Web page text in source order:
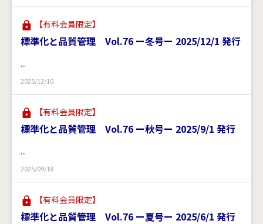
【有料会員限定】
標準化と品質管理 Vol.76 ー冬号ー 2025/12/1 発行
...
2025/12/10
【有料会員限定】
標準化と品質管理 Vol.76 ー秋号ー 2025/9/1 発行
...
2025/09/18
【有料会員限定】
標準化と品質管理 Vol.76 ー夏号ー 2025/6/1 発行